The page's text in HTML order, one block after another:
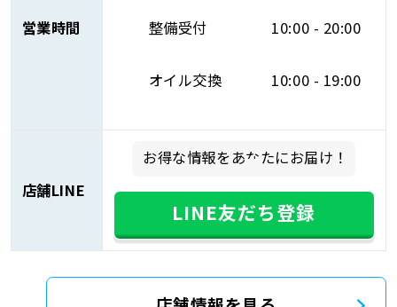
営業時間 整備受付 10:00 - 20:00
オイル交換 10:00 - 19:00
店舗LINE
お得な情報をあなたにお届け！
LINE友だち登録